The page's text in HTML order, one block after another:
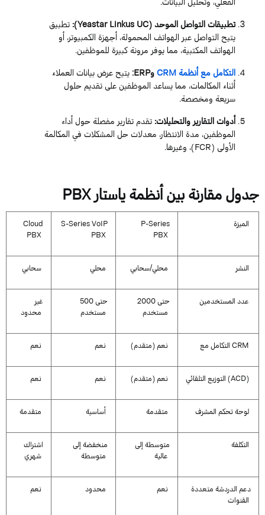
تطبيقاتالتواصلالموحد(
YeastarLinkusUC
)
:تطبيق
يتيح التواصلعبرالهواتفالمحمولة،أجهزةالكمبيوتر،أو
الهواتفالمكتبية، ممايوفرمرونةكبيرةللموظفين.
التكاملمعأنظمةCRMوERP
:يتيحعرضبياناتالعملاء
أثناءالمكالمات، ممايساعدالموظفينعلىتقديمحلول
سريعةومخصصة.
أدواتالتقاريروالتحليلات:تقدمتقاريرمفصلةحولأداء
الموظفين، مدةالانتظار، معدلاتحلالمشكلاتفيالمكالمة
الأولى(
FCR)، وغيرها.
جدولمقارنةبينأنظمةياستارPBX
Cloud
PBX
S-SeriesVoIP
PBX
P-Series
PBX
الميزة
سحابي محلي محلي/سحابي النشر
غير
محدود
حتى500
مستخدم
حتى2000
مستخدم
عددالمستخدمين
نعم نعم نعم(متقدم) التكاملمع CRM
نعم نعم نعم(متقدم) التوزيعالتلقائي (ACD)
متقدمة أساسية متقدمة لوحةتحكمالمشرف
اشتراك
شهري
منخفضةإلى
متوسطة
متوسطةإلى
عالية
التكلفة
نعم محدود نعم دعمالدردشةمتعددة
القنوات